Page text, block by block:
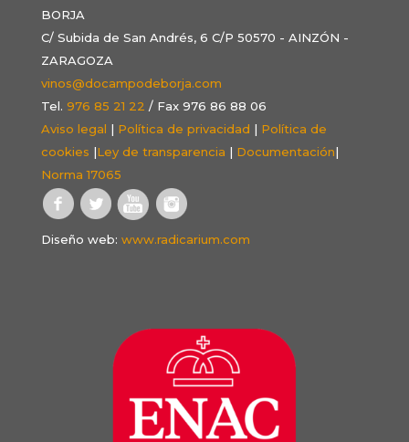
BORJA
C/ Subida de San Andrés, 6 C/P 50570 - AINZÓN -
ZARAGOZA
vinos@docampodeborja.com
Tel. 976 85 21 22 / Fax 976 86 88 06
Aviso legal | Política de privacidad | Política de
cookies |Ley de transparencia | Documentación|
Norma 17065
Diseño web: www.radicarium.com